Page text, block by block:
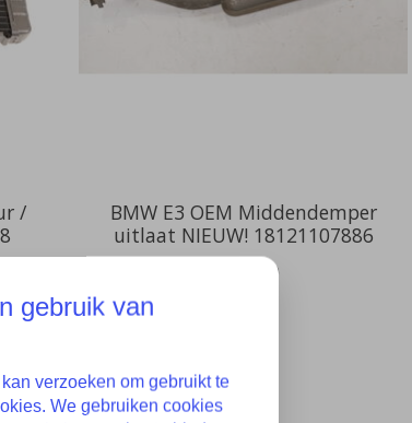
/
BMW E3 OEM Middendemper
uitlaat NIEUW! 18121107886
€225,00
gebruik van
verzoeken om gebruikt te
We gebruiken cookies